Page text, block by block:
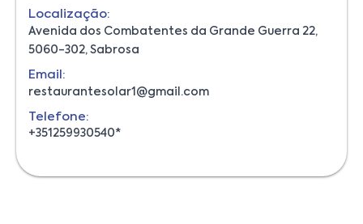
Localização:
Avenida dos Combatentes da Grande Guerra 22,
5060-302, Sabrosa
Email:
restaurantesolar1@gmail.com
Telefone:
+351259930540*